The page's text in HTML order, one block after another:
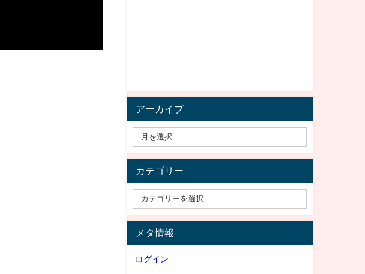
アーカイブ
カテゴリー
メタ情報
ログイン